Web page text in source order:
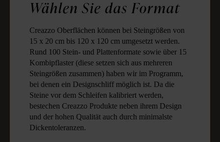
Wählen Sie das Format
Creazzo Oberflächen können bei Steingrößen von
15 x 20 cm bis 120 x 120 cm umgesetzt werden.
Rund 100 Stein- und Plattenformate sowie über 15
Kombipflaster (diese setzen sich aus mehreren
Steingrößen zusammen) haben wir im Programm,
bei denen ein Designschliff möglich ist. Da die
Steine vor dem Schleifen kalibriert werden,
bestechen Creazzo Produkte neben ihrem Design
und der hohen Qualität auch durch minimalste
Dickentoleranzen.